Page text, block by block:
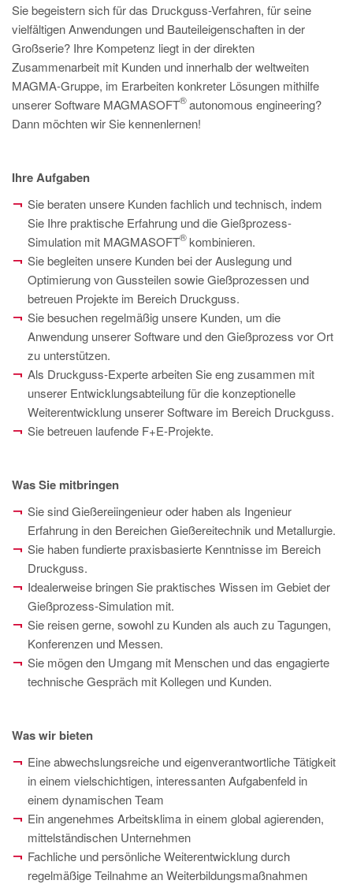
MAGMA Korea
EN
KO
Sie begeistern sich für das Druckguss-Verfahren, für seine
vielfältigen Anwendungen und Bauteileigenschaften in der
Großserie? Ihre Kompetenz liegt in der direkten
Zusammenarbeit mit Kunden und innerhalb der weltweiten
MAGMA-Gruppe, im Erarbeiten konkreter Lösungen mithilfe
unserer Software MAGMASOFT
®autonomous engineering?
Dann möchten wir Sie kennenlernen!
Ihre Aufgaben
Sie beraten unsere Kunden fachlich und technisch, indem
Sie Ihre praktische Erfahrung und die Gießprozess-
Simulation mit MAGMASOFT
®kombinieren.
Sie begleiten unsere Kunden bei der Auslegung und
Optimierung von Gussteilen sowie Gießprozessen und
betreuen Projekte im Bereich Druckguss.
Sie besuchen regelmäßig unsere Kunden, um die
Anwendung unserer Software und den Gießprozess vor Ort
zu unterstützen.
Als Druckguss-Experte arbeiten Sie eng zusammen mit
unserer Entwicklungsabteilung für die konzeptionelle
Weiterentwicklung unserer Software im Bereich Druckguss.
Sie betreuen laufende F+E-Projekte.
Was Sie mitbringen
Sie sind Gießereiingenieur oder haben als Ingenieur
Erfahrung in den Bereichen Gießereitechnik und Metallurgie.
Sie haben fundierte praxisbasierte Kenntnisse im Bereich
Druckguss.
Idealerweise bringen Sie praktisches Wissen im Gebiet der
Gießprozess-Simulation mit.
Sie reisen gerne, sowohl zu Kunden als auch zu Tagungen,
Konferenzen und Messen.
Sie mögen den Umgang mit Menschen und das engagierte
technische Gespräch mit Kollegen und Kunden.
Was wir bieten
Eine abwechslungsreiche und eigenverantwortliche Tätigkeit
in einem vielschichtigen, interessanten Aufgabenfeld in
einem dynamischen Team
Ein angenehmes Arbeitsklima in einem global agierenden,
mittelständischen Unternehmen
Fachliche und persönliche Weiterentwicklung durch
regelmäßige Teilnahme an Weiterbildungsmaßnahmen